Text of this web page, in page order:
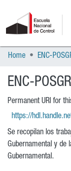
Home ENC-
ENC-
Permanent URI for
https://
Se recopilan los
Gubernamental y de
Gubernamental.